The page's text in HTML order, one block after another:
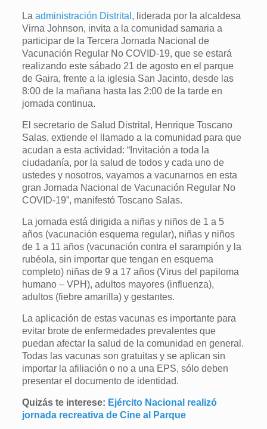
Laadministración Distrital , liderada por la alcaldesa
Virna Johnson, invita a la comunidad samaria a
participar de la Tercera Jornada Nacional de
Vacunación Regular No COVID-19, que se estará
realizando este sábado 21 de agosto en el parque
de Gaira, frente a la iglesia San Jacinto, desde las
8:00 de la mañana hasta las 2:00 de la tarde en
jornada continua.
El secretario de Salud Distrital, Henrique Toscano
Salas, extiende el llamado a la comunidad para que
acudan a esta actividad: “Invitación a toda la
ciudadanía, por la salud de todos y cada uno de
ustedes y nosotros, vayamos a vacunarnos en esta
gran Jornada Nacional de Vacunación Regular No
COVID-19”, manifestó Toscano Salas.
La jornada está dirigida a niñas y niños de 1 a 5
años (vacunación esquema regular), niñas y niños
de 1 a 11 años (vacunación contra el sarampión y la
rubéola, sin importar que tengan en esquema
completo) niñas de 9 a 17 años (Virus del papiloma
humano – VPH), adultos mayores (influenza),
adultos (fiebre amarilla) y gestantes.
La aplicación de estas vacunas es importante para
evitar brote de enfermedades prevalentes que
puedan afectar la salud de la comunidad en general.
Todas las vacunas son gratuitas y se aplican sin
importar la afiliación o no a una EPS, sólo deben
presentar el documento de identidad.
Quizás te interese: Ejército Nacional realizó
jornada recreativa de Cine al Parque